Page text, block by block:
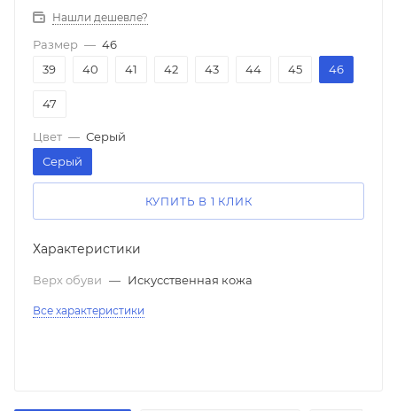
Нашли дешевле?
Размер — 46
39
40 41 42 43 44 45 46
47
Цвет — Серый
Серый
КУПИТЬ В 1 КЛИК
Характеристики
Верх обуви — Искусственная кожа
Все характеристики